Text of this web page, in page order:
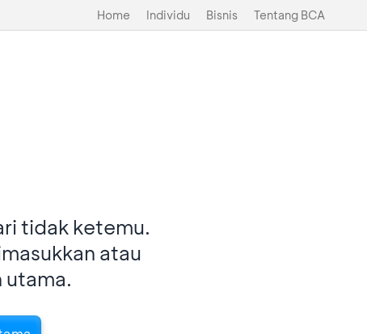
Home Individu Bisnis Tentang BCA
tidak ketemu.
atau
utama.